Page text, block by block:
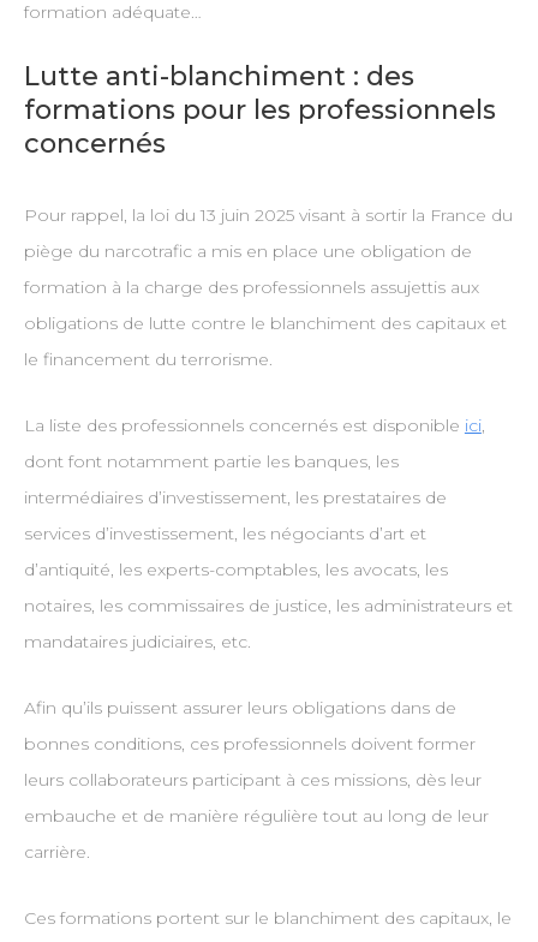
formation adéquate…
Lutte anti-blanchiment : des
formations pour les professionnels
concernés
Pour rappel, la loi du 13 juin 2025 visant à sortir la France du
piège du narcotrafic a mis en place une obligation de
formation à la charge des professionnels assujettis aux
obligations de lutte contre le blanchiment des capitaux et
le financement du terrorisme.
La liste des professionnels concernés est disponible ici,
dont font notamment partie les banques, les
intermédiaires d’investissement, les prestataires de
services d’investissement, les négociants d’art et
d’antiquité, les experts-comptables, les avocats, les
notaires, les commissaires de justice, les administrateurs et
mandataires judiciaires, etc.
Afin qu’ils puissent assurer leurs obligations dans de
bonnes conditions, ces professionnels doivent former
leurs collaborateurs participant à ces missions, dès leur
embauche et de manière régulière tout au long de leur
carrière.
Ces formations portent sur le blanchiment des capitaux, le